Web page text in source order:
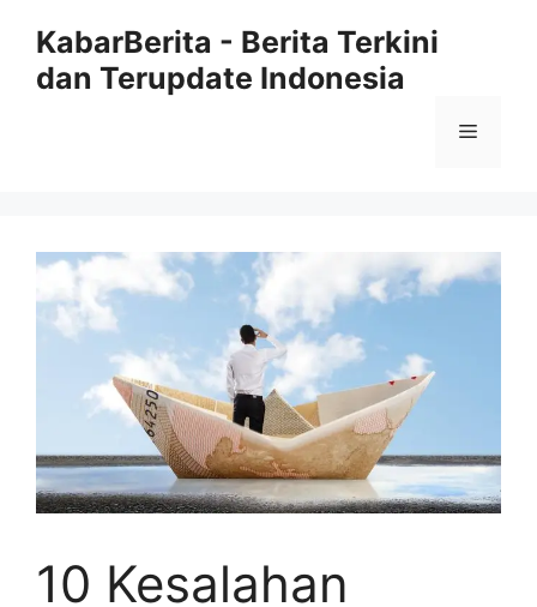
KabarBerita - Berita Terkini
dan Terupdate Indonesia
Menu
10 Kesalahan